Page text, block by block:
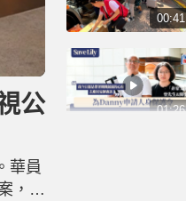
公
華員
，今
00:41
01:26